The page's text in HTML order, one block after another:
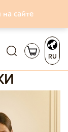
сайте
RU